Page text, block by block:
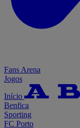
Fans Arena
Jogos
Início
Benfica
Sporting
FC Porto